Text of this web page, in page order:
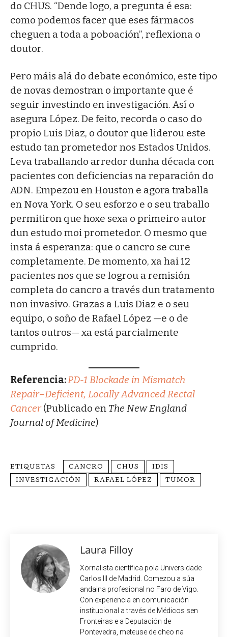
do CHUS. “Dende logo, a pregunta é esa:
como podemos facer que eses fármacos
cheguen a toda a poboación”, reflexiona o
doutor.
Pero máis alá do debate económico, este tipo
de novas demostran o importante que é
seguir investindo en investigación. Así o
asegura López. De feito, recorda o caso do
propio Luis Diaz, o doutor que liderou este
estudo tan prometedor nos Estados Unidos.
Leva traballando arredor dunha década con
pacientes con deficiencias na reparación do
ADN. Empezou en Houston e agora traballa
en Nova York. O seu esforzo e o seu traballo
permitiron que hoxe sexa o primeiro autor
dun estudo moi prometedor. O mesmo que
insta á esperanza: que o cancro se cure
completamente. De momento, xa hai 12
pacientes nos que se logrou a remisión
completa do cancro a través dun tratamento
non invasivo. Grazas a Luis Diaz e o seu
equipo, o soño de Rafael López —e o de
tantos outros— xa está parcialmente
cumprido.
Referencia:PD-1 Blockade in Mismatch
Repair–Deficient, Locally Advanced Rectal
Cancer(Publicado en The New England
Journal of Medicine)
ETIQUETAS CANCRO CHUS
IDIS
INVESTIGACIÓN
RAFAEL LÓPEZ TUMOR
Laura Filloy
Xornalista científica pola Universidade
Carlos III de Madrid. Comezou a súa
andaina profesional no Faro de Vigo.
Con experiencia en comunicación
institucional a través de Médicos sen
Fronteiras e a Deputación de
Pontevedra, meteuse de cheo na